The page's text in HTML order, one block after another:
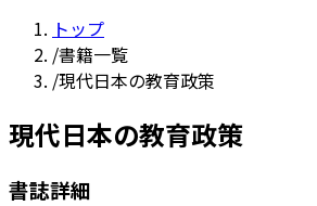
トップ
/書籍一覧
/現代日本の教育政策
現代日本の教育政策
書誌詳細